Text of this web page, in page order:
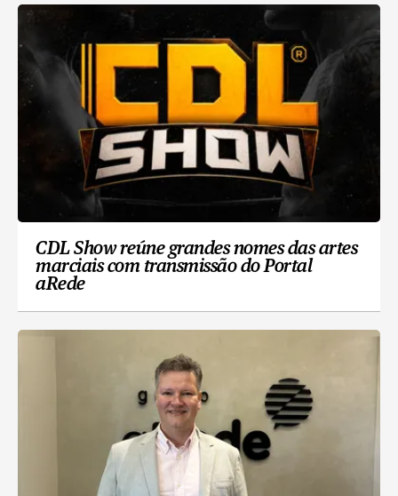
CDL Show reúne grandes nomes das artes
marciais com transmissão do Portal
aRede